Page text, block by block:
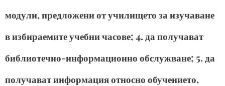
модули, предложени от училището за изучаване
в избираемите учебни часове; 4. да получават
библиотечно-информационно обслужване; 5. да
получават информация относно обучението,